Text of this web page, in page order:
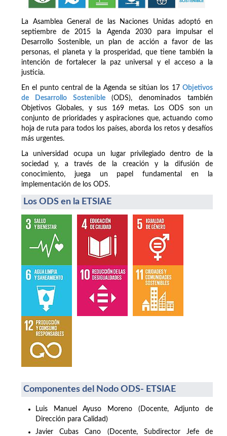
La Asamblea General de las Naciones Unidas adoptó en
septiembre de 2015 la Agenda 2030 para impulsar el
Desarrollo Sostenible, un plan de acción a favor de las
personas, el planeta y la prosperidad, que tiene también la
intención de fortalecer la paz universal y el acceso a la
justicia.
En el punto central de la Agenda se sitúan los 17 Objetivos
de Desarrollo Sostenible(ODS), denominados también
Objetivos Globales, y sus 169 metas. Los ODS son un
conjunto de prioridades y aspiraciones que, actuando como
hoja de ruta para todos los países, aborda los retos y desafíos
más urgentes.
La universidad ocupa un lugar privilegiado dentro de la
sociedad y, a través de la creación y la difusión de
conocimiento, juega un papel fundamental en la
implementación de los ODS.
Los ODS en la ETSIAE
Componentes del Nodo ODS- ETSIAE
Luis Manuel Ayuso Moreno (Docente, Adjunto de
Dirección para Calidad)
Javier Cubas Cano (Docente, Subdirector Jefe de